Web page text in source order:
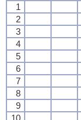
1
2
3
4
5
6
7
8
9
10
1
2
3
4
5
6
7
8
9
10
1
2
3
4
5
6
7
8
9
10
1
2
3
4
5
6
7
8
9
10